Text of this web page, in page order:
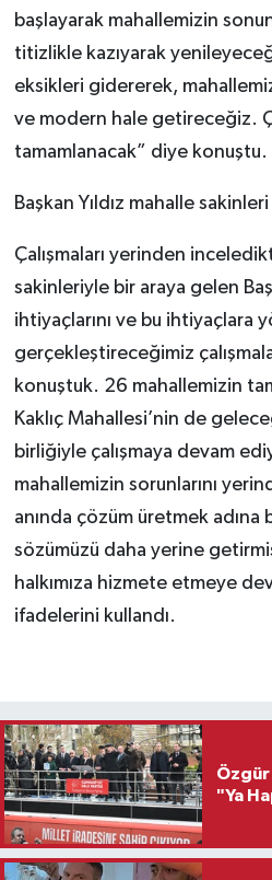
başlayarak mahallemizin
titizlikle kazıyarak
eksikleri gidererek,
ve modern hale getireceğiz.
tamamlanacak” diye konuştu.
Başkan Yıldız mahalle
Çalışmaları yerinden
sakinleriyle bir araya gelen
ihtiyaçlarını ve bu ihtiyaçlara
gerçekleştireceğimiz
konuştuk. 26 mahallemizin
Kaklıç Mahallesi’nin de
birliğiyle çalışmaya devam
mahallemizin sorunlarını
anında çözüm üretmek adına
sözümüzü daha yerine
halkımıza hizmete etmeye
ifadelerini kullandı.
Özgür
"Ya